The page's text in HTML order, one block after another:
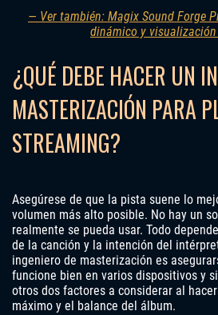
— Ver también: Magix Sound Forge
dinámico y
¿QUÉ DEBE HACER UN
MASTERIZACIÓN PARA
STREAMING?
Asegúrese de que la pista suene lo
volumen más alto posible. No hay un
realmente se pueda usar. Todo
de la canción y la intención del
ingeniero de masterización es
funcione bien en varios dispositivos y
otros dos factores a considerar al
máximo y el balance del álbum.